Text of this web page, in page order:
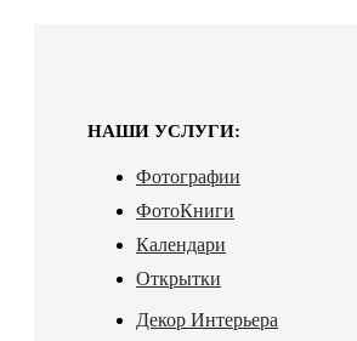
НАШИ УСЛУГИ:
Фотографии
ФотоКниги
Календари
Открытки
Декор Интерьера